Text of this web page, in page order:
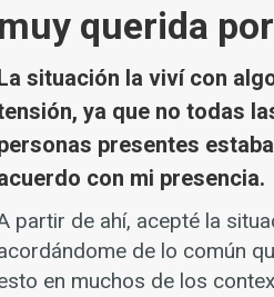
muy querida
situación la viví con
ya que no todas
presentes
con mi presencia.
partir de ahí, acepté la
de lo común
en muchos de los